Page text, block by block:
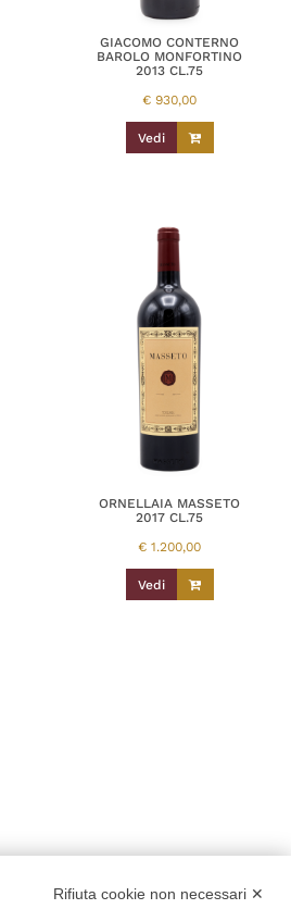
GIACOMO CONTERNO
BAROLO MONFORTINO
2013 CL.75
€ 930,00
Vedi
ORNELLAIA MASSETO
2017 CL.75
€ 1.200,00
Vedi
Rifiuta cookie non necessari ✕